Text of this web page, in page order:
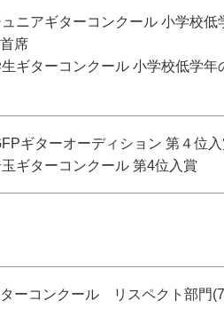
ニアギターコンクール 小学校低
席
ギターコンクール 小学校低学年
ギターオーディション 第４位入
ギターコンクール 第4位入賞
ーコンクール リスペクト部門